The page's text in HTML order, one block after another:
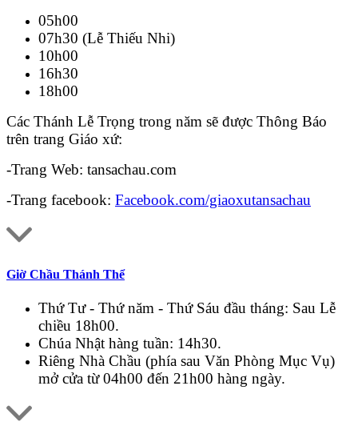
05h00
07h30 (Lễ Thiếu Nhi)
10h00
16h30
18h00
Các Thánh Lễ Trọng trong năm sẽ được Thông Báo
trên trang Giáo xứ:
-Trang Web: tansachau.com
-Trang facebook: Facebook.com/giaoxutansachau
Giờ Chầu Thánh Thể
Thứ Tư - Thứ năm - Thứ Sáu đầu tháng: Sau Lễ
chiều 18h00.
Chúa Nhật hàng tuần: 14h30.
Riêng Nhà Chầu (phía sau Văn Phòng Mục Vụ)
mở cửa từ 04h00 đến 21h00 hàng ngày.